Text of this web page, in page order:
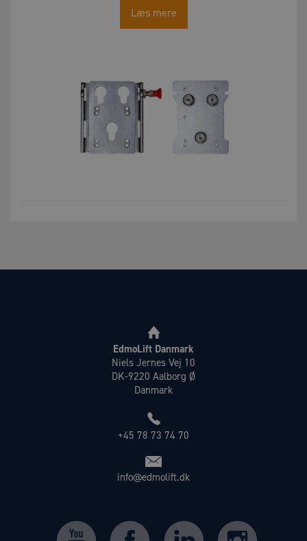
Læs mere
EdmoLift Danmark
Niels Jernes Vej 10
DK-9220 Aalborg Ø
Danmark
+45 78 73 74 70
info@edmolift.dk